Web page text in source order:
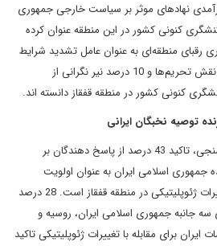
نهادهای موثر بر سیاست خارجی جمهوری
کنونی کشور در این منطقه عنوان کرده
درصد، بر برتری رقبای منطقه‌ای به عنوان عامل تشدید شرایط
کنونی تاکید کرده اند. 11 درصد نقش تحریم‌ها و 10 درصد نیر نگرانی از
کنونی کشور در منطقه قفقاز دانسته اند.
توصیه نخبگان ایرانی
نکته مهم و قابل توجه این نظرسنجی، تاکید 43 درصد از پاسخ دهندگان بر
جمهوری اسلامی ایران به عنوان اولویت
اقدامات ایران برای مقابله با تغییرات ژئوپلیتیکی در منطقه قفقاز است. 28 درصد
سه جانبه جمهوری اسلامی ایران، روسیه و
ایران برای مقابله با تغییرات ژئوپلیتیکی تاکید